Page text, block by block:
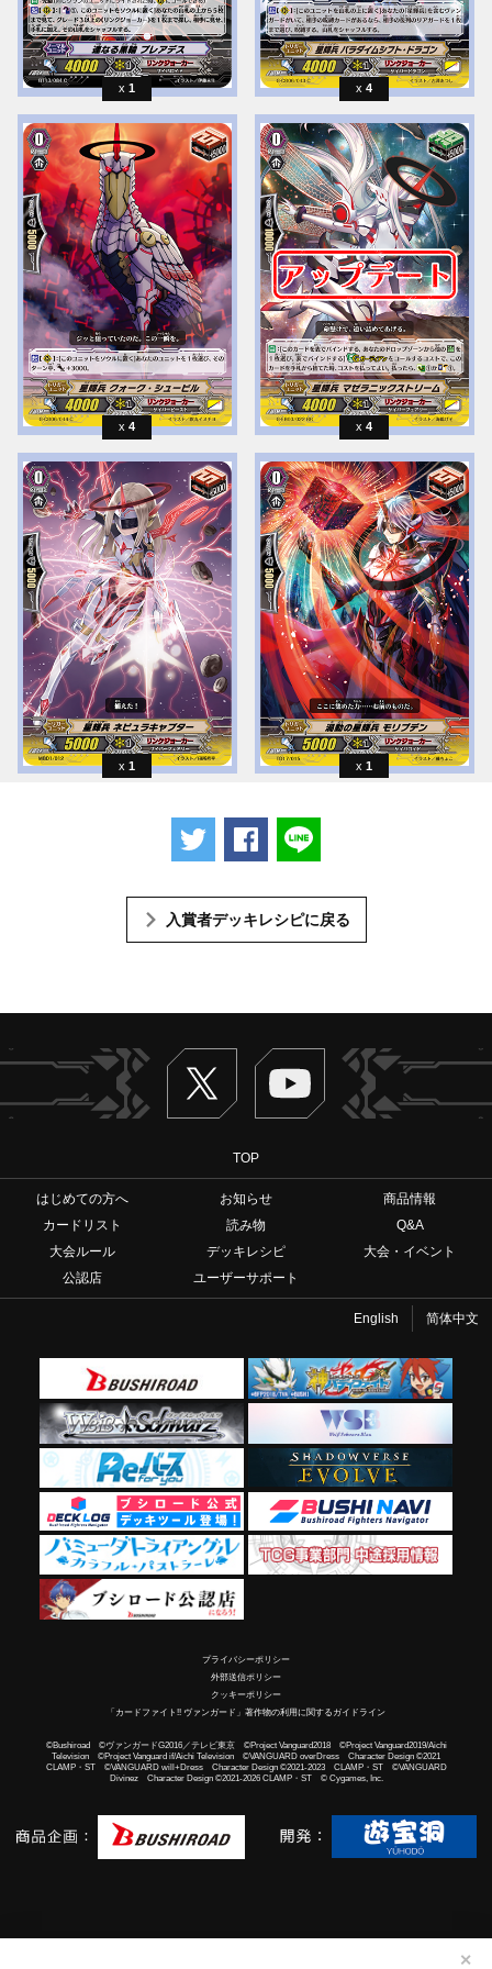
✕
1 4
4 4
1 1
ツイートするFacebookでシェアする
入賞者デッキレシピに戻る
Twitter ヴァンガードch
TOP
はじめての方へ お知らせ
商品情報
カードリスト
読み物
Q&A
大会ルール
デッキレシピ
大会・イベント
公認店
ユーザーサポート
English 简体中文
プライバシーポリシー
外部送信ポリシー
クッキーポリシー
「カードファイト!! ヴァンガード」著作物の利用に関するガイドライン
©Bushiroad ©ヴァンガードG2016／テレビ東京 ©Project Vanguard2018 ©Project Vanguard2019/Aichi
Television ©Project Vanguard if/Aichi Television ©VANGUARD overDress Character Design ©2021
CLAMP・ST ©VANGUARD will+Dress Character Design ©2021-2023 CLAMP・ST ©VANGUARD
Divinez Character Design ©2021-2026 CLAMP・ST © Cygames, Inc.